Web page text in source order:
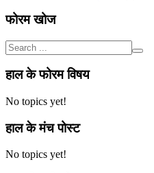
फोरम खोज
हाल के फोरम विषय
No topics yet!
हाल के मंच पोस्ट
No topics yet!